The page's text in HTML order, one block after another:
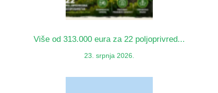
Više od 313.000 eura za 22 poljoprivred...
23. srpnja 2026.